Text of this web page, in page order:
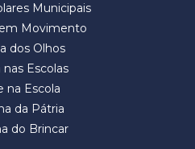
Municipais
Movimento
dos Olhos
nas Escolas
na Escola
da Pátria
do Brincar